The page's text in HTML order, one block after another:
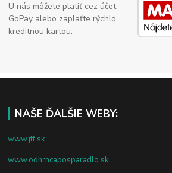
U nás môžete platiť cez účet
GoPay alebo zaplaťte rýchlo
kreditnou kartou.
NAŠE ĎALŠIE WEBY:
www.jtf.sk
www.odhrncaposparadlo.sk